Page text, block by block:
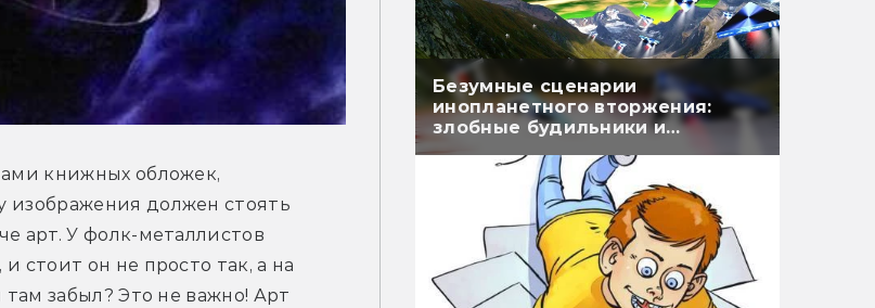
книжных обложек,
изображения должен стоять
арт. У фолк-металлистов
стоит он не просто так, а на
забыл? Это не важно! Арт
Безумные сценарии
инопланетного вторжения:
злобные будильники и
бессмертные огурцы